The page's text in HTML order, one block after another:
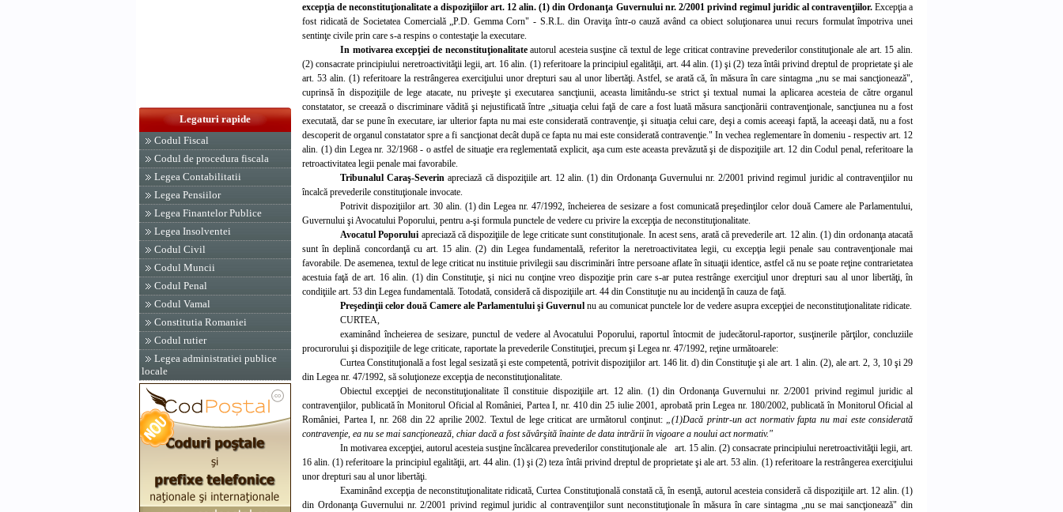
Legaturi rapide
Codul Fiscal
Codul de procedura fiscala
Legea Contabilitatii
Legea Pensiilor
Legea Finantelor Publice
Legea Insolventei
Codul Civil
Codul Muncii
Codul Penal
Codul Vamal
Constitutia Romaniei
Codul rutier
Legea administratiei publice
locale
excepţia de neconstituţionalitate a dispoziţiilor art. 12 alin. (1) din Ordonanţa Guvernului nr. 2/2001 privind regimul juridic al contravenţiilor. Excepţia a
fost ridicată de Societatea Comercială „P.D. Gemma Corn" - S.R.L. din Oraviţa într-o cauză având ca obiect soluţionarea unui recurs formulat împotriva unei
sentinţe civile prin care s-a respins o contestaţie la executare.
In motivarea excepţiei de neconstituţionalitateautorul acesteia susţine că textul de lege criticat contravine prevederilor constituţionale ale art. 15 alin.
(2) consacrate principiului neretroactivităţii legii, art. 16 alin. (1) referitoare la principiul egalităţii, art. 44 alin. (1) şi (2) teza întâi privind dreptul de proprietate şi ale
art. 53 alin. (1) referitoare la restrângerea exerciţiului unor drepturi sau al unor libertăţi. Astfel, se arată că, în măsura în care sintagma „nu se mai sancţionează",
cuprinsă în dispoziţiile de lege atacate, nu priveşte şi executarea sancţiunii, aceasta limitându-se strict şi textual numai la aplicarea acesteia de către organul
constatator, se creează o discriminare vădită şi nejustificată între „situaţia celui faţă de care a fost luată măsura sancţionării contravenţionale, sancţiunea nu a fost
executată, dar se pune în executare, iar ulterior fapta nu mai este considerată contravenţie, şi situaţia celui care, deşi a comis aceeaşi faptă, la aceeaşi dată, nu a fost
descoperit de organul constatator spre a fi sancţionat decât după ce fapta nu mai este considerată contravenţie." In vechea reglementare în domeniu - respectiv art. 12
alin. (1) din Legea nr. 32/1968 - o astfel de situaţie era reglementată explicit, aşa cum este aceasta prevăzută şi de dispoziţiile art. 12 din Codul penal, referitoare la
retroactivitatea legii penale mai favorabile.
Tribunalul Caraş-Severinapreciază că dispoziţiile art. 12 alin. (1) din Ordonanţa Guvernului nr. 2/2001 privind regimul juridic al contravenţiilor nu
încalcă prevederile constituţionale invocate.
Potrivit dispoziţiilor art. 30 alin. (1) din Legea nr. 47/1992, încheierea de sesizare a fost comunicată preşedinţilor celor două Camere ale Parlamentului,
Guvernului şi Avocatului Poporului, pentru a-şi formula punctele de vedere cu privire la excepţia de neconstituţionalitate.
Avocatul Poporului apreciază că dispoziţiile de lege criticate sunt constituţionale. In acest sens, arată că prevederile art. 12 alin. (1) din ordonanţa atacată
sunt în deplină concordanţă cu art. 15 alin. (2) din Legea fundamentală, referitor la neretroactivitatea legii, cu excepţia legii penale sau contravenţionale mai
favorabile. De asemenea, textul de lege criticat nu instituie privilegii sau discriminări între persoane aflate în situaţii identice, astfel că nu se poate reţine contrarietatea
acestuia faţă de art. 16 alin. (1) din Constituţie, şi nici nu conţine vreo dispoziţie prin care s-ar putea restrânge exerciţiul unor drepturi sau al unor libertăţi, în
condiţiile art. 53 din Legea fundamentală. Totodată, consideră că dispoziţiile art. 44 din Constituţie nu au incidenţă în cauza de faţă.
Preşedinţii celor două Camere ale Parlamentului şi Guvernul nu au comunicat punctele lor de vedere asupra excepţiei de neconstituţionalitate ridicate.
CURTEA,
examinând încheierea de sesizare, punctul de vedere al Avocatului Poporului, raportul întocmit de judecătorul-raportor, susţinerile părţilor, concluziile
procurorului şi dispoziţiile de lege criticate, raportate la prevederile Constituţiei, precum şi Legea nr. 47/1992, reţine următoarele:
Curtea Constituţională a fost legal sesizată şi este competentă, potrivit dispoziţiilor art. 146 lit. d) din Constituţie şi ale art. 1 alin. (2), ale art. 2, 3, 10 şi 29
din Legea nr. 47/1992, să soluţioneze excepţia de neconstituţionalitate.
Obiectul excepţiei de neconstituţionalitate îl constituie dispoziţiile art. 12 alin. (1) din Ordonanţa Guvernului nr. 2/2001 privind regimul juridic al
contravenţiilor, publicată în Monitorul Oficial al României, ParteaI,nr. 410 din 25 iulie 2001, aprobată prin Legea nr. 180/2002, publicată în Monitorul Oficial al
României, Partea I, nr. 268 din 22 aprilie 2002. Textul de lege criticat are următorul conţinut:
„(1)Dacă printr-un act normativ fapta nu mai este considerată
contravenţie, ea nu se mai sancţionează, chiar dacă a fost săvârşită înainte de data intrării în vigoare a noului act normativ."
In motivarea excepţiei, autorul acesteia susţine încălcarea prevederilor constituţionale ale art. 15 alin. (2) consacrate principiului neretroactivităţii legii, art.
16 alin. (1) referitoare la principiul egalităţii, art. 44 alin. (1) şi (2) teza întâi privind dreptul de proprietate şi ale art. 53 alin. (1) referitoare la restrângerea exerciţiului
unor drepturi sau al unor libertăţi.
Examinând excepţia de neconstituţionalitate ridicată, Curtea Constituţională constată că, în esenţă, autorul acesteia consideră că dispoziţiile art. 12 alin. (1)
din Ordonanţa Guvernului nr. 2/2001 privind regimul juridic al contravenţiilor sunt neconstituţionale în măsura în care sintagma „nu se mai sancţionează" din